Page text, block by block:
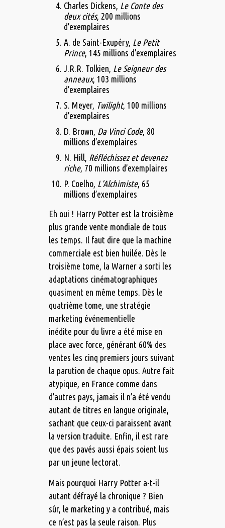
Charles Dickens, Le Conte des
deux cités, 200 millions
d’exemplaires
A. de Saint-Exupéry, Le Petit
Prince, 145 millions d’exemplaires
J.R.R. Tolkien, Le Seigneur des
anneaux, 103 millions
d’exemplaires
S. Meyer, Twilight, 100 millions
d’exemplaires
D. Brown, Da Vinci Code, 80
millions d’exemplaires
N. Hill, Réfléchissez et devenez
riche, 70 millions d’exemplaires
P. Coelho, L’Alchimiste, 65
millions d’exemplaires
Eh oui ! Harry Potter est la troisième
plus grande vente mondiale de tous
les temps. Il faut dire que la machine
commerciale est bien huilée. Dès le
troisième tome, la Warner a sorti les
adaptations cinématographiques
quasiment en même temps. Dès le
quatrième tome, une stratégie
marketing événementielle
inédite pour du livre a été mise en
place avec force, générant 60% des
ventes les cinq premiers jours suivant
la parution de chaque opus. Autre fait
atypique, en France comme dans
d’autres pays, jamais il n’a été vendu
autant de titres en langue originale,
sachant que ceux-ci paraissent avant
la version traduite. Enfin, il est rare
que des pavés aussi épais soient lus
par un jeune lectorat.
Mais pourquoi Harry Potter a-t-il
autant défrayé la chronique ? Bien
sûr, le marketing y a contribué, mais
ce n’est pas la seule raison. Plus